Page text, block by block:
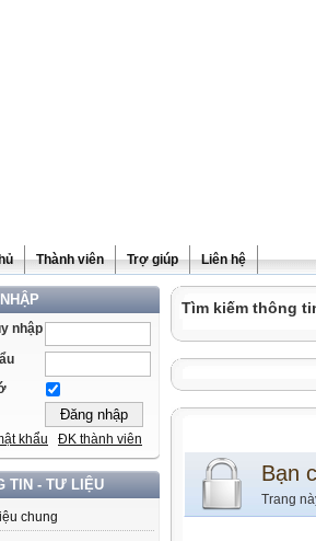
Thành viên Trợ giúp Liên hệ
nhập
khẩu ĐK thành viên
TIN - TƯ LIỆU
chung
Tìm kiếm thông
Bạn
Trang